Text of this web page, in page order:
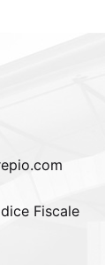
Fiscale